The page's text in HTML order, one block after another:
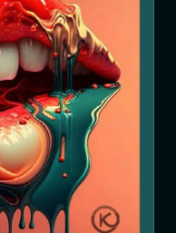
Jornais
Notícias
Entrar